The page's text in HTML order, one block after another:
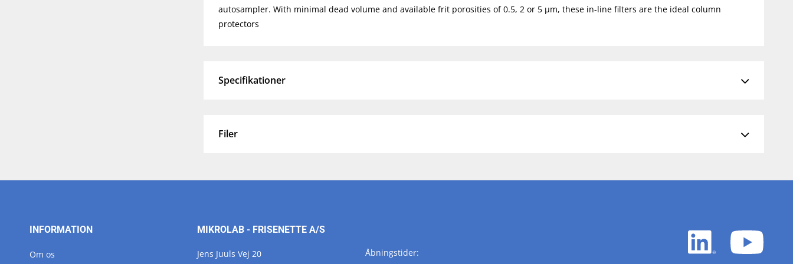
autosampler. With minimal dead volume and available frit porosities of 0.5, 2 or 5 µm, these in-line filters are the ideal column
protectors
Specifikationer
Filer
INFORMATION
Om os
MIKROLAB - FRISENETTE A/S
Jens Juuls Vej 20
Åbningstider:
LinkedIn
white
white